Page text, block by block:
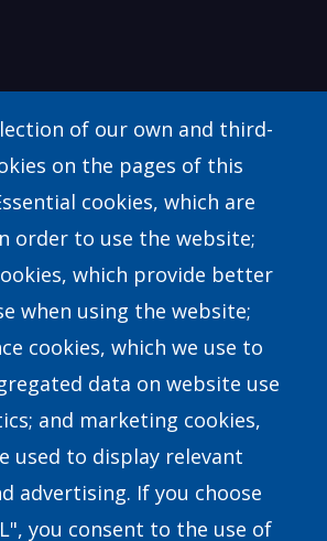
of our own and third-
on the pages of this
cookies, which are
order to use the website;
which provide better
when using the website;
cookies, which we use to
data on website use
and marketing cookies,
used to display relevant
advertising. If you choose
you consent to the use of